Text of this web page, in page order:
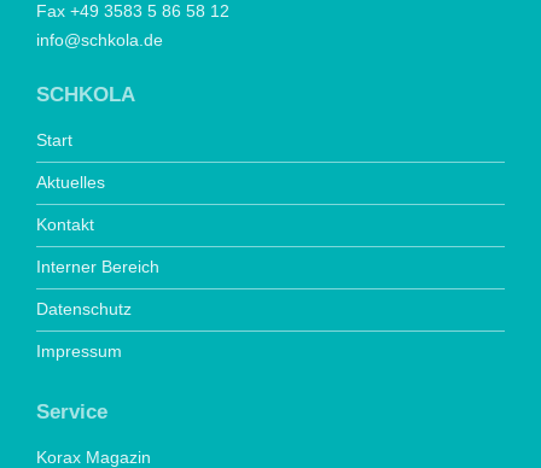
Fax +49 3583 5 86 58 12
info@schkola.de
SCHKOLA
Start
Aktuelles
Kontakt
Interner Bereich
Datenschutz
Impressum
Service
Korax Magazin